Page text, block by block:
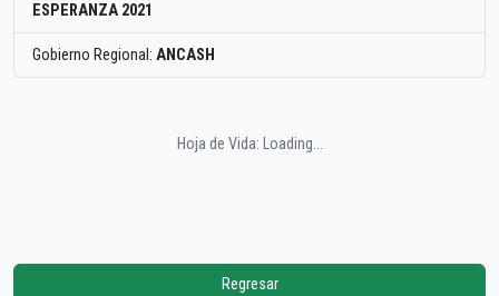
ESPERANZA 2021
Gobierno Regional: ANCASH
Hoja de Vida: Loading...
Regresar